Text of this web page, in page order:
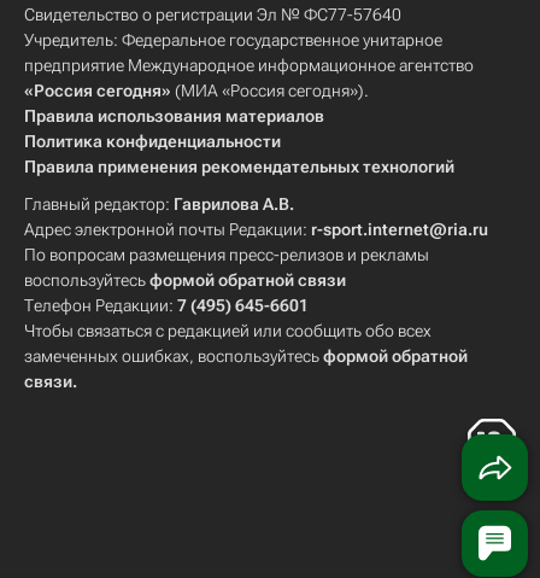
Свидетельство о регистрации Эл № ФС77-57640
Учредитель: Федеральное государственное унитарное
предприятие Международное информационное агентство
«Россия сегодня» (МИА «Россия сегодня»).
Правила использования материалов
Политика конфиденциальности
Правила применения рекомендательных технологий
Главный редактор: Гаврилова А.В.
Адрес электронной почты Редакции: r-sport.internet@ria.ru
По вопросам размещения пресс-релизов и рекламы
воспользуйтесьформой обратной связи
Телефон Редакции: 7 (495) 645-6601
Чтобы связаться с редакцией или сообщить обо всех
замеченных ошибках, воспользуйтесьформой обратной
связи.